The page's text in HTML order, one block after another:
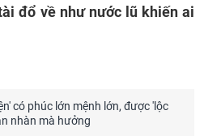
đổ về như nước lũ khiến ai
có phúc lớn mệnh lớn, được 'lộc
nhàn mà hưởng